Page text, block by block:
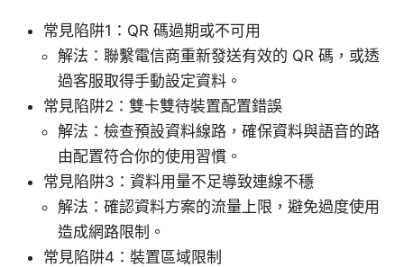
常見陷阱1：QR 碼過期或不可用
解法：聯繫電信商重新發送有效的 QR 碼，或透
過客服取得手動設定資料。
常見陷阱2：雙卡雙待裝置配置錯誤
解法：檢查預設資料線路，確保資料與語音的路
由配置符合你的使用習慣。
常見陷阱3：資料用量不足導致連線不穩
解法：確認資料方案的流量上限，避免過度使用
造成網路限制。
常見陷阱4：裝置區域限制